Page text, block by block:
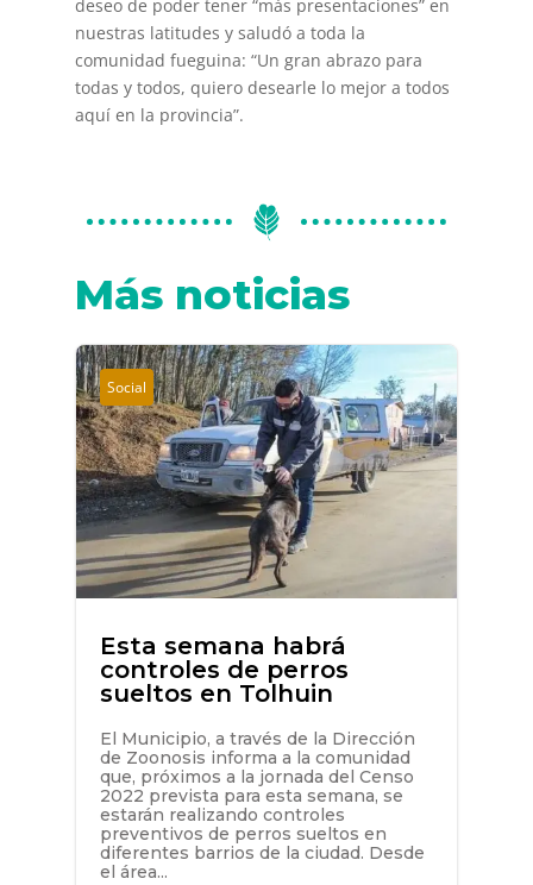
deseo de poder tener “más presentaciones” en
nuestras latitudes y saludó a toda la
comunidad fueguina: “Un gran abrazo para
todas y todos, quiero desearle lo mejor a todos
aquí en la provincia”.
Más noticias
Social
Esta semana habrá
controles de perros
sueltos en Tolhuin
El Municipio, a través de la Dirección
de Zoonosis informa a la comunidad
que, próximos a la jornada del Censo
2022 prevista para esta semana, se
estarán realizando controles
preventivos de perros sueltos en
diferentes barrios de la ciudad. Desde
el área...